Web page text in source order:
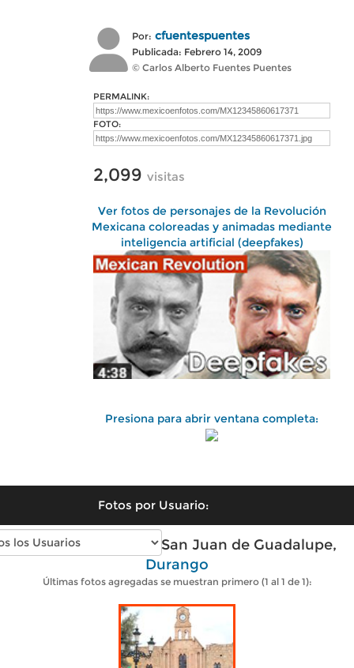
Por: cfuentespuentes
Publicada: Febrero 14, 2009
© Carlos Alberto Fuentes Puentes
PERMALINK:
FOTO:
2,099 visitas
Ver fotos de personajes de la Revolución
Mexicana coloreadas y animadas mediante
inteligencia artificial (deepfakes)
Presiona para abrir ventana completa:
Fotos por Usuario:
Fotos modernas de San Juan de Guadalupe,
Durango
Últimas fotos agregadas se muestran primero (1 al 1 de 1):